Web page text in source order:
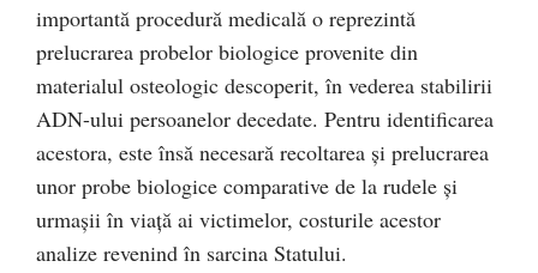
importantă procedură medicală o reprezintă
prelucrarea probelor biologice provenite din
materialul osteologic descoperit, în vederea stabilirii
ADN-ului persoanelor decedate. Pentru identificarea
acestora, este însă necesară recoltarea și prelucrarea
unor probe biologice comparative de la rudele și
urmașii în viață ai victimelor, costurile acestor
analize revenind în sarcina Statului.